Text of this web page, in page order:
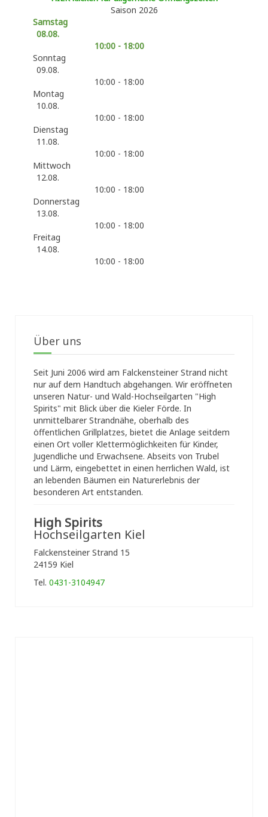
Saison 2026
Samstag
08.08.
10:00 - 18:00
Sonntag
09.08.
10:00 - 18:00
Montag
10.08.
10:00 - 18:00
Dienstag
11.08.
10:00 - 18:00
Mittwoch
12.08.
10:00 - 18:00
Donnerstag
13.08.
10:00 - 18:00
Freitag
14.08.
10:00 - 18:00
Über uns
Seit Juni 2006 wird am Falckensteiner Strand nicht
nur auf dem Handtuch abgehangen. Wir eröffneten
unseren Natur- und Wald-Hochseilgarten "High
Spirits" mit Blick über die Kieler Förde. In
unmittelbarer Strandnähe, oberhalb des
öffentlichen Grillplatzes, bietet die Anlage seitdem
einen Ort voller Klettermöglichkeiten für Kinder,
Jugendliche und Erwachsene. Abseits von Trubel
und Lärm, eingebettet in einen herrlichen Wald, ist
an lebenden Bäumen ein Naturerlebnis der
besonderen Art entstanden.
High Spirits
Hochseilgarten Kiel
Falckensteiner Strand 15
24159 Kiel
Tel. 0431-3104947